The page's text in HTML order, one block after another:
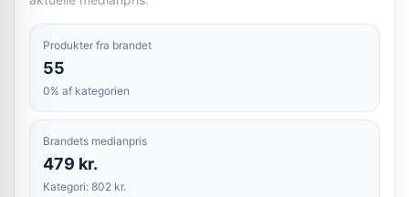
Produkter fra brandet
55
0% af kategorien
Brandets medianpris
479 kr.
Kategori: 802 kr.